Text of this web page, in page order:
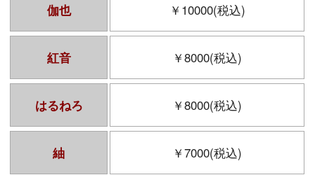
伽也 ￥10000(税込)
紅音 ￥8000(税込)
はるねろ ￥8000(税込)
紬 ￥7000(税込)